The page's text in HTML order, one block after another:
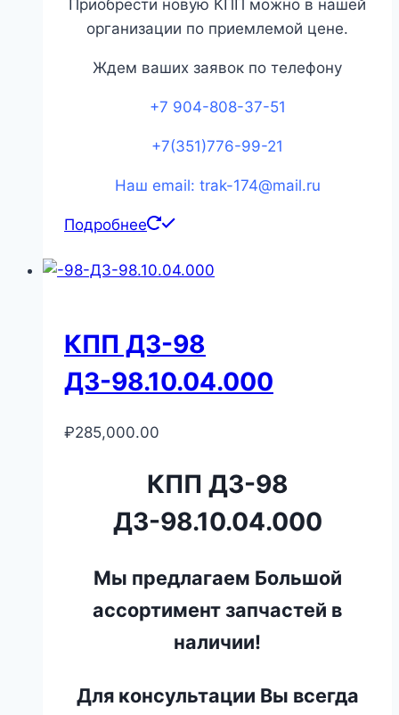
Приобрести новую КПП можно в нашей
организации по приемлемой цене.
Ждем ваших заявок по телефону
+7 904-808-37-51
+7(351)776-99-21
Наш email: trak-174@mail.ru
Подробнее
КПП ДЗ-98
ДЗ-98.10.04.000
₽285,000.00
КПП ДЗ-98
ДЗ-98.10.04.000
Мы предлагаем Большой
ассортимент запчастей в
наличии!
Для консультации Вы всегда